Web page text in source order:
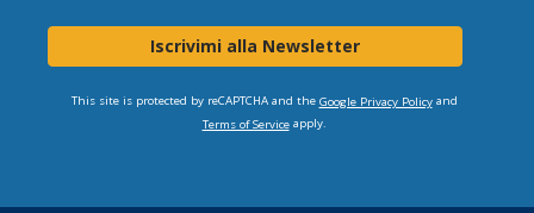
Iscrivimi alla Newsletter
This site is protected by reCAPTCHA and the Google Privacy Policyand
Terms of Serviceapply.